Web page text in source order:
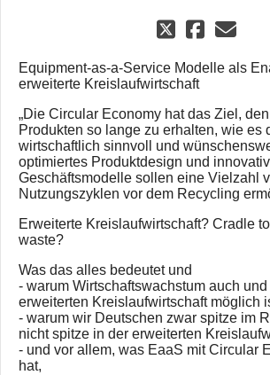
Equipment-as-a-Service Modelle als
erweiterte Kreislaufwirtschaft
„Die Circular Economy hat das Ziel,
Produkten so lange zu erhalten, wie es
wirtschaftlich sinnvoll und
optimiertes Produktdesign und
Geschäftsmodelle sollen eine Vielzahl
Nutzungszyklen vor dem Recycling
Erweiterte Kreislaufwirtschaft? Cradle
waste?
Was das alles bedeutet und
- warum Wirtschaftswachstum auch
erweiterten Kreislaufwirtschaft möglich
- warum wir Deutschen zwar spitze im
nicht spitze in der erweiterten
- und vor allem, was EaaS mit Circular
hat,